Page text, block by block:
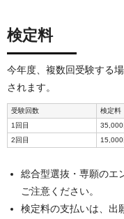
検定料
今年度、複数回受験する
されます。
受験回数
検定料
1回目
35,000
2回目
15,000
総合型選抜・専願のエ
ご注意ください。
検定料の支払いは、出